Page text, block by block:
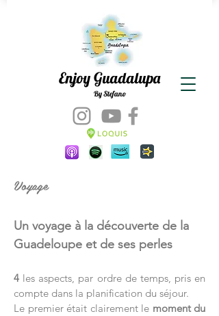
Enjoy Guadalupa
By Stefano
Voyage
Un voyage à la découverte de la
Guadeloupe et de ses perles
4 les aspects, par ordre de temps, pris en
compte dans la planification du séjour.
Le premier était clairement le moment du